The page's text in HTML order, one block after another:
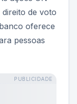
de voto
oferece
pessoas
PUBLICIDADE